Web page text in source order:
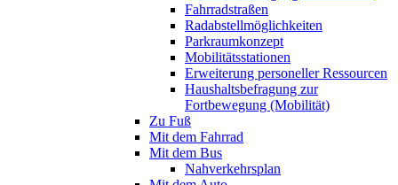
Fahrradstraßen
Radabstellmöglichkeiten
Parkraumkonzept
Mobilitätsstationen
Erweiterung personeller Ressourcen
Haushaltsbefragung zur
Fortbewegung (Mobilität)
Zu Fuß
Mit dem Fahrrad
Mit dem Bus
Nahverkehrsplan